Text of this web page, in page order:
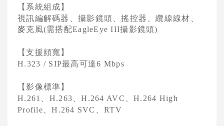
AVAYA視訊會議系統
VCPLUS雲端視訊會議服務
Jabra 整合通訊系統
【系統組成】
視訊編解碼器、攝影鏡頭、搖控器、纜線線材、
麥克風(需搭配EagleEye III攝影鏡頭)
【支援頻寬】
H.323 / SIP最高可達6 Mbps
【影像標準】
H.261 、 H.263、H.264 AVC 、H.264 High
Profile、H.264 SVC 、RTV